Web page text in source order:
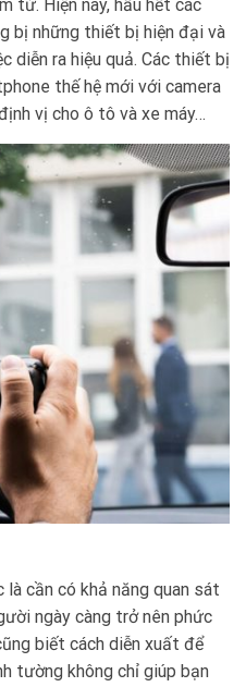
tử. Hiện nay, hầu hết các
bị những thiết bị hiện đại và
diễn ra hiệu quả. Các thiết bị
thế hệ mới với camera
vị cho ô tô và xe máy…
cần có khả năng quan sát
ngày càng trở nên phức
biết cách diễn xuất để
tường không chỉ giúp bạn